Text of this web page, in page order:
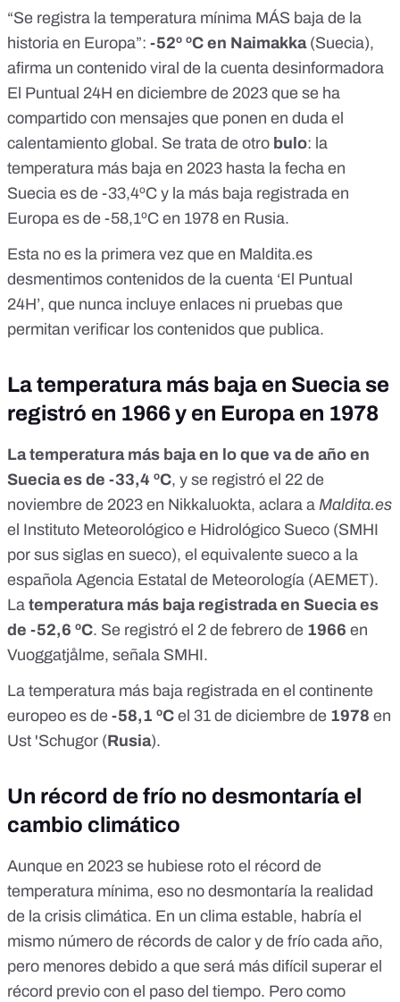
“Se registra la temperatura mínima MÁS baja de la
historia en Europa”: -52º ºC en Naimakka(Suecia),
afirma un contenido viral de la cuenta desinformadora
El Puntual 24H en diciembre de 2023 que se ha
compartido con mensajes que ponen en duda el
calentamiento global. Se trata de otro bulo: la
temperatura más baja en 2023 hasta la fecha en
Suecia es de -33,4ºC y la más baja registrada en
Europa es de -58,1ºC en 1978 en Rusia.
Esta no es la primera vez que en Maldita.es
desmentimos contenidos de la cuenta ‘El Puntual
24H’, que nunca incluye enlaces ni pruebas que
permitan verificar los contenidos que publica.
La temperatura más baja en Suecia se
registró en 1966 y en Europa en 1978
La temperatura más baja en lo que va de año en
Suecia es de -33,4 ºC, y se registró el 22 de
noviembre de 2023 en Nikkaluokta, aclara a Maldita.es
el Instituto Meteorológico e Hidrológico Sueco (SMHI
por sus siglas en sueco), el equivalente sueco a la
española Agencia Estatal de Meteorología (AEMET).
La temperatura más baja registrada en Suecia es
de -52,6 ºC. Se registró el 2 de febrero de 1966 en
Vuoggatjålme, señala SMHI.
La temperatura más baja registrada en el continente
europeo es de -58,1 ºC el 31 de diciembre de 1978 en
Ust 'Schugor (Rusia).
Un récord de frío no desmontaría el
cambio climático
Aunque en 2023 se hubiese roto el récord de
temperatura mínima, eso no desmontaría la realidad
de la crisis climática. En un clima estable, habría el
mismo número de récords de calor y de frío cada año,
pero menores debido a que será más difícil superar el
récord previo con el paso del tiempo. Pero como